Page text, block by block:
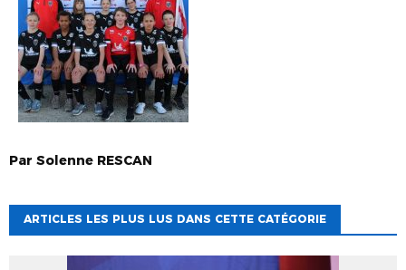
Par Solenne RESCAN
ARTICLES LES PLUS LUS DANS CETTE CATÉGORIE